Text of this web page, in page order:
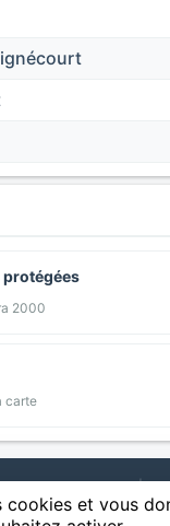
protégées
2000
carte
agricoles ouvertes |
| Cultures | Zones
cookies et vous